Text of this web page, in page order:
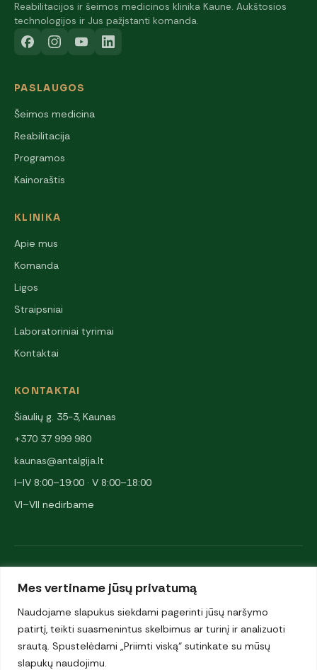
Mes vertiname jūsų privatumą
Naudojame slapukus siekdami pagerinti jūsų naršymo
patirtį, teikti suasmenintus skelbimus ar turinį ir analizuoti
srautą. Spustelėdami „Priimti viską“ sutinkate su mūsų
slapukų naudojimu.
Reabilitacijos ir šeimos medicinos klinika Kaune. Aukštosios
technologijos ir Jus pažįstanti komanda.
PASLAUGOS
Šeimos medicina
Reabilitacija
Programos
Kainoraštis
KLINIKA
Apie mus
Komanda
Ligos
Straipsniai
Laboratoriniai tyrimai
Kontaktai
KONTAKTAI
Šiaulių g. 35-3, Kaunas
+370 37 999 980
kaunas@antalgija.lt
I–IV 8:00–19:00 · V 8:00–18:00
VI–VII nedirbame